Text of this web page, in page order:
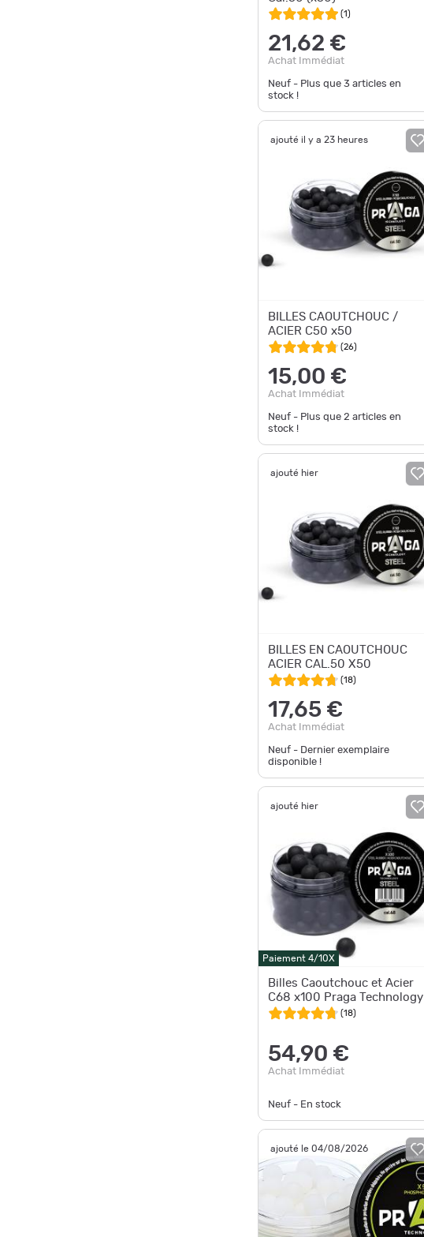
(1 )
21,62 €
Achat Immédiat
Neuf - Plus que 3 articles en
stock !
ajouté il y a 23 heures
BILLES CAOUTCHOUC /
ACIER C50 x50
(26)
15,00 €
Achat Immédiat
Neuf - Plus que 2 articles en
stock !
ajouté hier
BILLES EN CAOUTCHOUC
ACIER CAL.50 X50
(18)
17,65 €
Achat Immédiat
Neuf - Dernier exemplaire
disponible !
ajouté hier
Paiement 4/10X
Billes Caoutchouc et Acier
C68 x100 Praga Technology
(18)
54,90 €
Achat Immédiat
Neuf - En stock
ajouté le 04/08/2026